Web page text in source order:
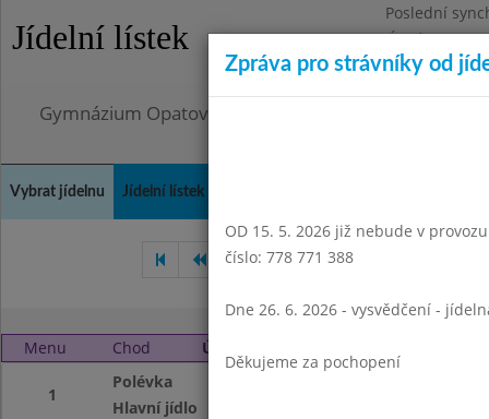
Jídelní lístek
Poslední
Úterý
Omezení
Gymnázium Opatov, Praha 4, Konstantinova 1500
Vybrat jídelnu Jídelní lístek
Září 2016
Menu Chod Úterý 1. 11. 2016
1
Polévka
Hlavní jídlo
Zpráva pro strávníky od
OD 15. 5. 2026 již nebude v
číslo: 778 771 388
Dne 26. 6. 2026 - vysvědčení -
Děkujeme za pochopení